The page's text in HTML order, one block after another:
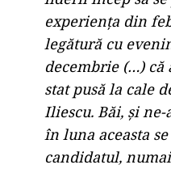
experiența din
legătură cu
decembrie (…) că
stat pusă la cale
Iliescu. Băi, și ne-
în luna aceasta
candidatul,